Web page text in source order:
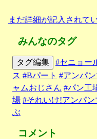
まだ詳細が記入されて
みんなのタグ
タグ編集
#セニョー
ス #Bパート #アンパ
ャムおじさん #パン工
場 #それいけ!アンパン
ぶ
コメント